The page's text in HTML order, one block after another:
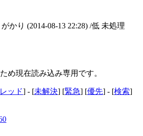
かり (2014-08-13 22:28) /低 未処理
め現在読み込み専用です。
ッド] - [未解決] [緊急] [優先] - [検索]